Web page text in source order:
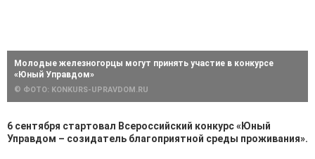
Молодые железногорцы могут принять участие в конкурсе
«Юный Управдом»
© ФОТО: KONKURS-UPRAVDOM.RU
6 сентября стартовал Всероссийский конкурс «Юный
Управдом – созидатель благоприятной среды проживания».